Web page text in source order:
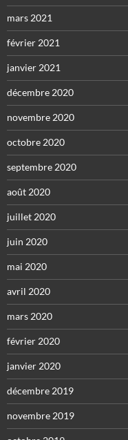
mars 2021
février 2021
janvier 2021
décembre 2020
novembre 2020
octobre 2020
septembre 2020
août 2020
juillet 2020
juin 2020
mai 2020
avril 2020
mars 2020
février 2020
janvier 2020
décembre 2019
novembre 2019